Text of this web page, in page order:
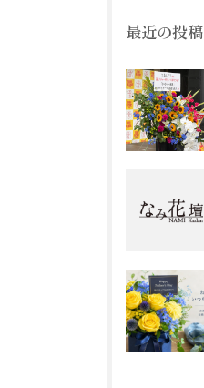
最近の投稿